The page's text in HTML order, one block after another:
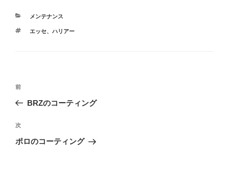
カ
ゴ
メンテナンス
タ
エッセ、 ハリアー
投
ビ
ゲ
前
の
稿
前
BRZのコーティング
次
の
次
ポロのコーティング